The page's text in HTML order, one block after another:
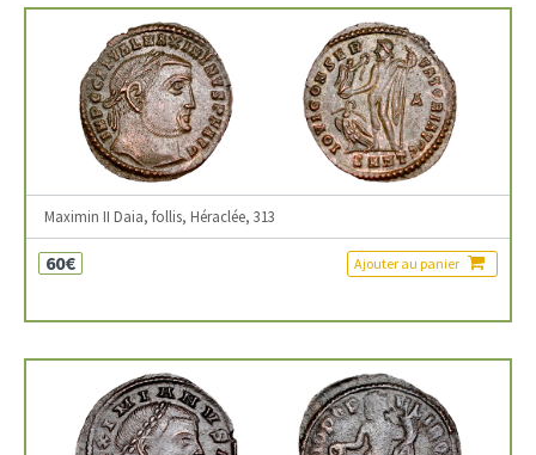
Maximin II Daia, follis, Héraclée, 313
60€ Ajouter au panier